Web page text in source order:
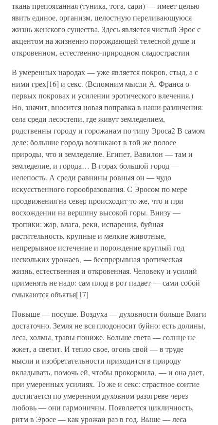
ткань препоясанная (туника, тога, сари) — имеет целью
явить единое, организм, целостную переливающуюся
жизнь женского существа. Здесь является чистый Эрос с
акцентом на жизненно порождающей телесной душе и
откровенном, естественно-природном сладострастии
В умеренных народах — уже является покров, стыд, а с
ними грех[16] и секс. (Вспомним мысли А. Франса о
первых покровах и усилении эротического влечения.)
Но, значит, вносится новая поправка в наши различения:
села среди лесостепи, где живут земледелием,
родственны городу и горожанам по типу Эроса2 В самом
деле: большие города возникают в той же полосе
природы, что и земледелие. Египет, Вавилон — там и
земледелие, и города… В горах большой город —
нелепость. А среди равнины ровныя он — чудо
искусственного горообразования. С Эросом по мере
продвижения на север происходит то же, что и при
восхождении на вершину высокой горы. Внизу —
тропики: жар, влага, реки, испарения, буйная
растительность, крупные и мелкие животные,
непрерывное истечение и порождение круглый год
нескольких урожаев, — беспрерывная эротическая
жизнь, естественная и откровенная. Человеку и усилий
применять не надо: сам плод в рот падает — сами собой
смыкаются объятья[17]
Повыше — посуше. Воздуха — духовности больше Влаги
достаточно. Земля не вся плодоносит буйно: есть долины,
леса, холмы, травы пониже. Больше света — солнце не
жжет, а светит. И тепло свое, огонь свой — в труде
мысли и изобретательности приходится в природу
вкладывать, помочь ей, чтобы прокормила, — и она дает,
при умеренных усилиях. То же и секс: страстное соитие
достигается по умеренном духовном разогреве через
любовь — они гармоничны. Появляется цикличность,
ритм в Эросе — как урожаи раз в год. Выше — леса